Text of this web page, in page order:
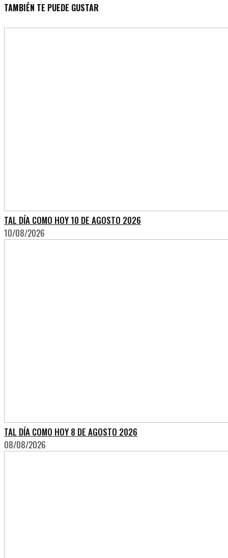
TAMBIÉN TE PUEDE GUSTAR
TAL DÍA COMO HOY 10 DE AGOSTO 2026
10/08/2026
TAL DÍA COMO HOY 8 DE AGOSTO 2026
08/08/2026